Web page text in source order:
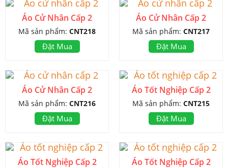
Áo Cử Nhân Cấp 2
Mã sản phẩm: CNT218
Đặt Mua
Áo Cử Nhân Cấp 2
Mã sản phẩm: CNT217
Đặt Mua
Áo Cử Nhân Cấp 2
Mã sản phẩm: CNT216
Đặt Mua
Áo Tốt Nghiệp Cấp 2
Mã sản phẩm: CNT215
Đặt Mua
Áo Tốt Nghiệp Cấp 2 Áo Tốt Nghiệp Cấp 2